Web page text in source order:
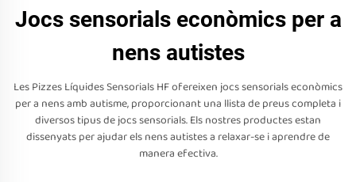
Jocs sensorials econòmics per a
nens autistes
Les Pizzes Líquides Sensorials HF ofereixen jocs sensorials econòmics
per a nens amb autisme, proporcionant una llista de preus completa i
diversos tipus de jocs sensorials. Els nostres productes estan
dissenyats per ajudar els nens autistes a relaxar-se i aprendre de
manera efectiva.